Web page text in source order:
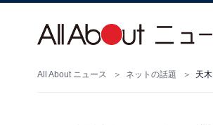
All About ニュース ネットの話題 天